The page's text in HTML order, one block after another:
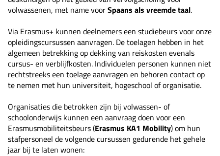
volwassenen, met name voorSpaans als vreemde taal.
Via Erasmus+ kunnen deelnemers een studiebeurs voor onze
opleidingscursussen aanvragen. De toelagen hebben in het
algemeen betrekking op dekking van reiskosten evenals
cursus- en verblijfkosten. Individuelen personen kunnen niet
rechtstreeks een toelage aanvragen en behoren contact op
te nemen met hun universiteit, hogeschool of organisatie.
Organisaties die betrokken zijn bij volwassen- of
schoolonderwijs kunnen een aanvraag doen voor een
Erasmusmobiliteitsbeurs (Erasmus KA1 Mobility) om hun
stafpersoneel de volgende cursussen gedurende het gehele
jaar bij te laten wonen: